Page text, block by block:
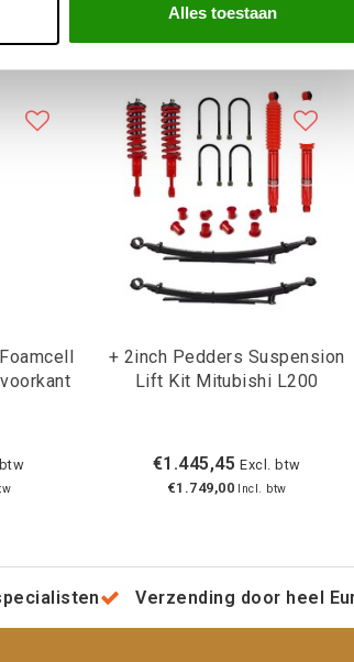
Alles toestaan
+ 2inch Pedders Suspension
Lift Kit Mitubishi L200
€1.445,45 Excl. btw
€1.749,00
Incl. btw
Verzending door heel